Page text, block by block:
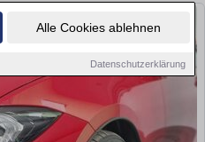
Alle Cookies ablehnen
Datenschutzerklärung